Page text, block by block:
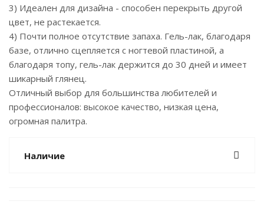
3) Идеален для дизайна - способен перекрыть другой
цвет, не растекается.
4) Почти полное отсутствие запаха. Гель-лак, благодаря
базе, отлично сцепляется с ногтевой пластиной, а
благодаря топу, гель-лак держится до 30 дней и имеет
шикарный глянец.
Отличный выбор для большинства любителей и
профессионалов: высокое качество, низкая цена,
огромная палитра.
Наличие